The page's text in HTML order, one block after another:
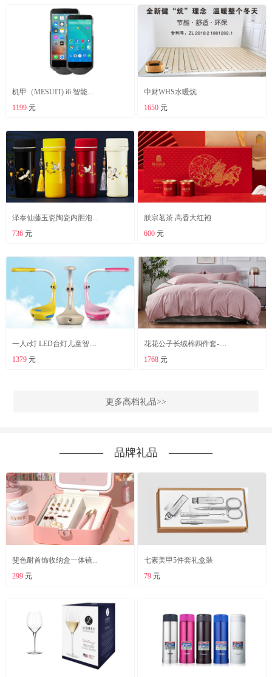
机甲（MESUIT) i6 智能....
1199元
中财WHS水暖炕
1650 元
泽泰仙藤玉瓷陶瓷内胆泡...
736元
朕宗茗茶 高香大红袍
600 元
一人e灯 LED台灯儿童智....
1379元
花花公子长绒棉四件套-....
1768 元
更多高档礼品>>
―――― 品牌礼品 ――――
斐色耐首饰收纳盒一体镜...
299元
七素美甲5件套礼盒装
79 元